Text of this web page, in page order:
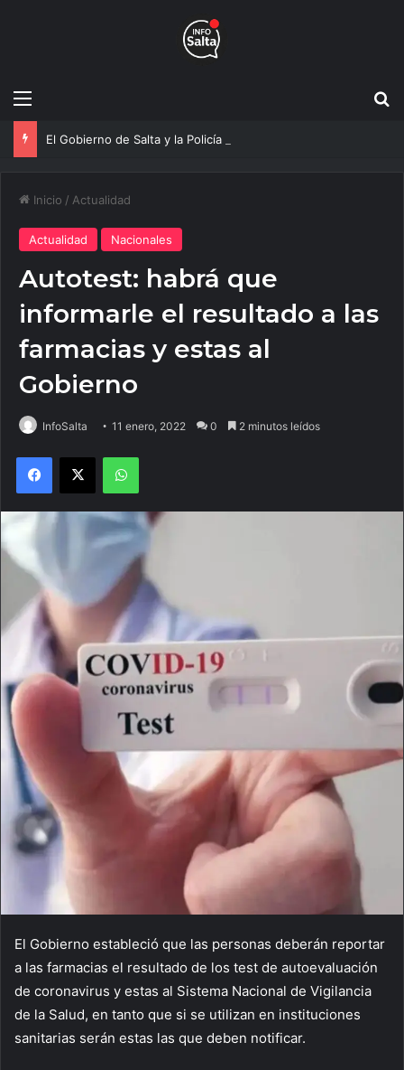
Menú
Inicio / Actualidad
Actualidad Nacionales
Autotest: habrá que
informarle el resultado a las
farmacias y estas al
Gobierno
InfoSalta 11 enero, 2022 0 2 minutos leídos
Facebook
X WhatsApp
El Gobierno estableció que las personas deberán reportar
a las farmacias el resultado de los test de autoevaluación
de coronavirus y estas al Sistema Nacional de Vigilancia
de la Salud, en tanto que si se utilizan en instituciones
sanitarias serán estas las que deben notificar.